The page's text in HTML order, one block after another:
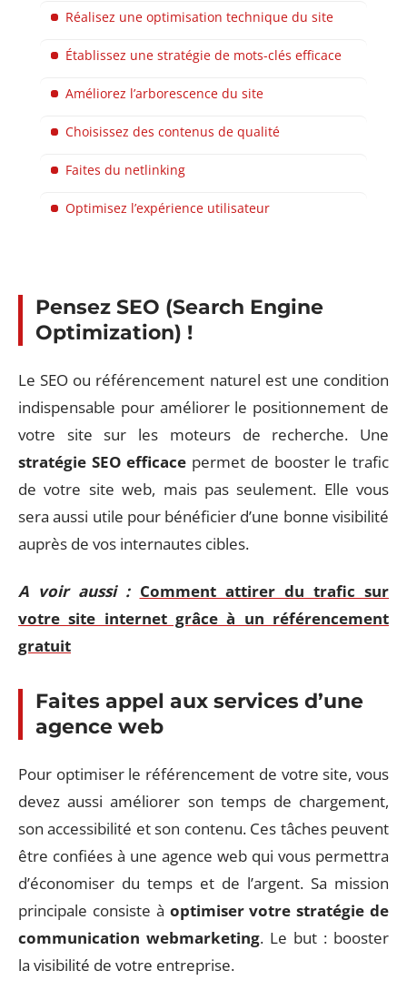
Réalisez une optimisation technique du site
Établissez une stratégie de mots-clés efficace
Améliorez l’arborescence du site
Choisissez des contenus de qualité
Faites du netlinking
Optimisez l’expérience utilisateur
Pensez SEO (Search Engine
Optimization) !
Le SEO ou référencement naturel est une condition
indispensable pour améliorer le positionnement de
votre site sur les moteurs de recherche. Une
stratégie SEO efficace permet de booster le trafic
de votre site web, mais pas seulement. Elle vous
sera aussi utile pour bénéficier d’une bonne visibilité
auprès de vos internautes cibles.
A voir aussi : Comment attirer du trafic sur
votre site internet grâce à un référencement
gratuit
Faites appel aux services d’une
agence web
Pour optimiser le référencement de votre site, vous
devez aussi améliorer son temps de chargement,
son accessibilité et son contenu. Ces tâches peuvent
être confiées à une agence web qui vous permettra
d’économiser du temps et de l’argent. Sa mission
principale consiste à optimiser votre stratégie de
communication webmarketing. Le but : booster
la visibilité de votre entreprise.